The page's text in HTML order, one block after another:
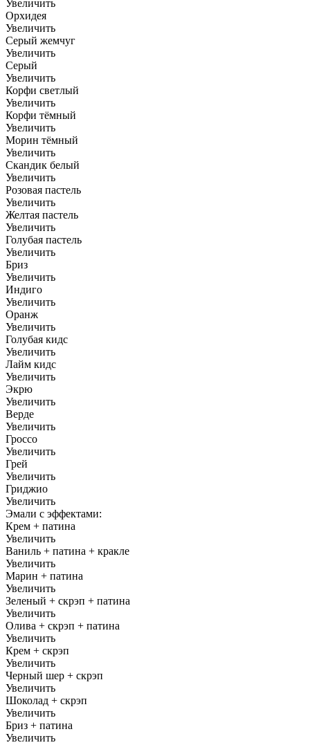
Увеличить
Орхидея
Увеличить
Серый жемчуг
Увеличить
Серый
Увеличить
Корфи светлый
Увеличить
Корфи тёмный
Увеличить
Морин тёмный
Увеличить
Скандик белый
Увеличить
Розовая пастель
Увеличить
Желтая пастель
Увеличить
Голубая пастель
Увеличить
Бриз
Увеличить
Индиго
Увеличить
Оранж
Увеличить
Голубая кидс
Увеличить
Лайм кидс
Увеличить
Экрю
Увеличить
Верде
Увеличить
Гроссо
Увеличить
Грей
Увеличить
Гриджио
Увеличить
Эмали с эффектами:
Крем + патина
Увеличить
Ваниль + патина + кракле
Увеличить
Марин + патина
Увеличить
Зеленый + скрэп + патина
Увеличить
Олива + скрэп + патина
Увеличить
Крем + скрэп
Увеличить
Черный шер + скрэп
Увеличить
Шоколад + скрэп
Увеличить
Бриз + патина
Увеличить